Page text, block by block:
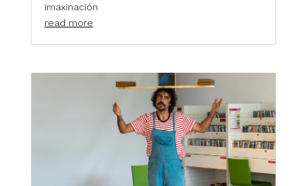
imaxinación
read more